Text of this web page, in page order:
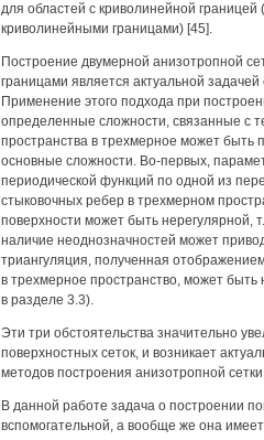
для областей с криволинейной границей
криволинейными границами) [45].
Построение двумерной анизотропной
границами является актуальной
Применение этого подхода при
определенные сложности, связанные с
пространства в трехмерное может
основные сложности. Во-первых,
периодической функций по одной из
стыковочных ребер в трехмерном
поверхности может быть нерегулярной,
наличие неоднозначностей может
триангуляция, полученная
в трехмерное пространство, может быть
в разделе 3.3).
Эти три обстоятельства значительно
поверхностных сеток, и возникает
методов построения анизотропной
В данной работе задача о построении
вспомогательной, а вообще же она